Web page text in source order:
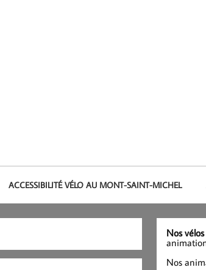
ACCESSIBILITÉ VÉLO AU MONT-SAINT-MICHEL
Nos
Nos